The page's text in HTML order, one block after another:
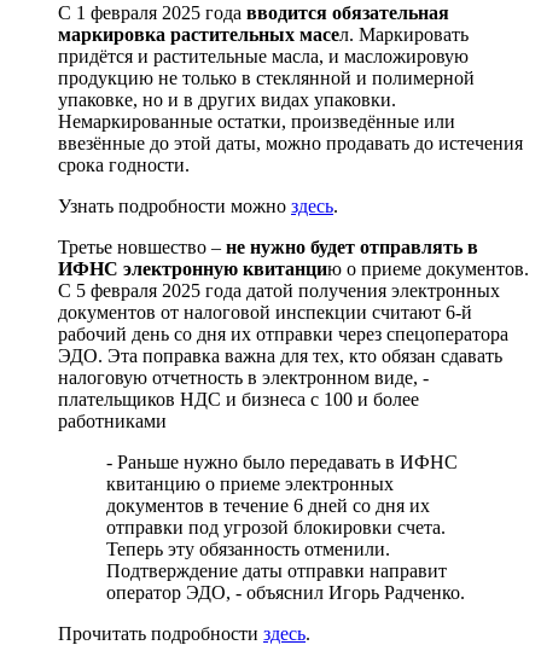
С 1 февраля 2025 года вводится обязательная
маркировка растительных масел. Маркировать
придётся и растительные масла, и масложировую
продукцию не только в стеклянной и полимерной
упаковке, но и в других видах упаковки.
Немаркированные остатки, произведённые или
ввезённые до этой даты, можно продавать до истечения
срока годности.
Узнать подробности можно здесь.
Третье новшество – не нужно будет отправлять в
ИФНС электронную квитанцию о приеме документов.
С 5 февраля 2025 года датой получения электронных
документов от налоговой инспекции считают 6-й
рабочий день со дня их отправки через спецоператора
ЭДО. Эта поправка важна для тех, кто обязан сдавать
налоговую отчетность в электронном виде, -
плательщиков НДС и бизнеса с 100 и более
работниками
- Раньше нужно было передавать в ИФНС
квитанцию о приеме электронных
документов в течение 6 дней со дня их
отправки под угрозой блокировки счета.
Теперь эту обязанность отменили.
Подтверждение даты отправки направит
оператор ЭДО, - объяснил Игорь Радченко.
Прочитать подробности здесь.